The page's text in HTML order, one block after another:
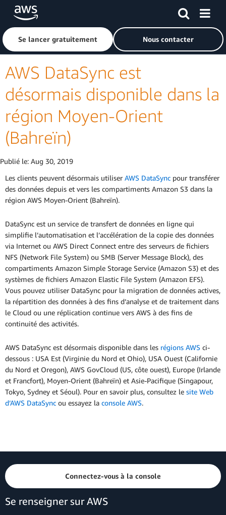
Passer au contenu principal
Cliquer ici pour revenir à la page d'accueil d'Amazon Web
Se lancer gratuitement Nous contacter
AWS DataSync est
désormais disponible dans la
région Moyen-Orient
(Bahreïn)
Publié le: Aug 30, 2019
Les clients peuvent désormais utiliser AWS DataSync pour transférer
des données depuis et vers les compartiments Amazon S3 dans la
région AWS Moyen-Orient (Bahreïn).
DataSync est un service de transfert de données en ligne qui
simplifie l’automatisation et l’accélération de la copie des données
via Internet ou AWS Direct Connect entre des serveurs de fichiers
NFS (Network File System) ou SMB (Server Message Block), des
compartiments Amazon Simple Storage Service (Amazon S3) et des
systèmes de fichiers Amazon Elastic File System (Amazon EFS).
Vous pouvez utiliser DataSync pour la migration de données actives,
la répartition des données à des fins d’analyse et de traitement dans
le Cloud ou une réplication continue vers AWS à des fins de
continuité des activités.
AWS DataSync est désormais disponible dans les régions AWS ci-
dessous : USA Est (Virginie du Nord et Ohio), USA Ouest (Californie
du Nord et Oregon), AWS GovCloud (US, côte ouest), Europe (Irlande
et Francfort), Moyen-Orient (Bahreïn) et Asie-Pacifique (Singapour,
Tokyo, Sydney et Séoul). Pour en savoir plus, consultez le site Web
d’AWS DataSync ou essayez la console AWS.
Connectez-vous à la console
Se renseigner sur AWS